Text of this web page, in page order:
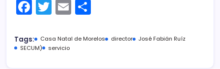
F
a
c
e
T
w
itt
er
E
m
ai m
Tags: Casa Natal de Morelos director
José Fabián Ruíz
SECUM)
servicio